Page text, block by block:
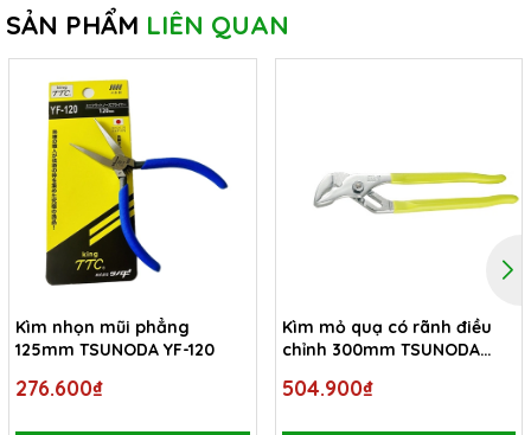
SẢN PHẨM LIÊN QUAN
Kìm nhọn mũi phẳng
125mm TSUNODA YF-120
276.600₫
Kìm mỏ quạ có rãnh điều
chỉnh 300mm TSUNODA
504.900₫